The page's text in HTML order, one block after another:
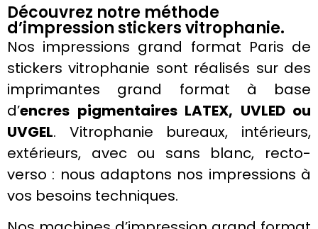
Découvrez notre méthode
d’impression stickers vitrophanie.
Nos impressions grand format Paris de
stickers vitrophanie sont réalisés sur des
imprimantes grand format à base
d’encres pigmentaires LATEX, UVLED ou
UVGEL. Vitrophanie bureaux, intérieurs,
extérieurs, avec ou sans blanc, recto-
verso : nous adaptons nos impressions à
vos besoins techniques.